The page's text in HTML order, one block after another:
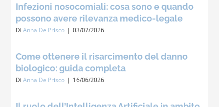
Infezioni nosocomiali: cosa sono e quando
possono avere rilevanza medico-legale
DiAnna De Prisco | 03/07/2026
Come ottenere il risarcimento del danno
biologico: guida completa
DiAnna De Prisco | 16/06/2026